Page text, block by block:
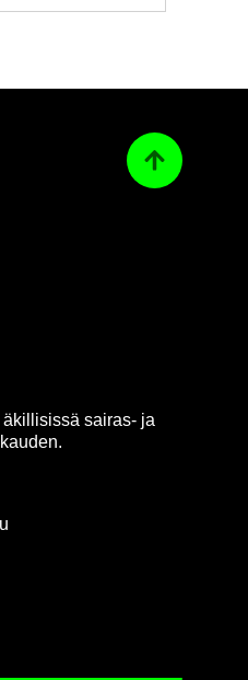
Ta­kai­sin ylös
sairas-​ ja